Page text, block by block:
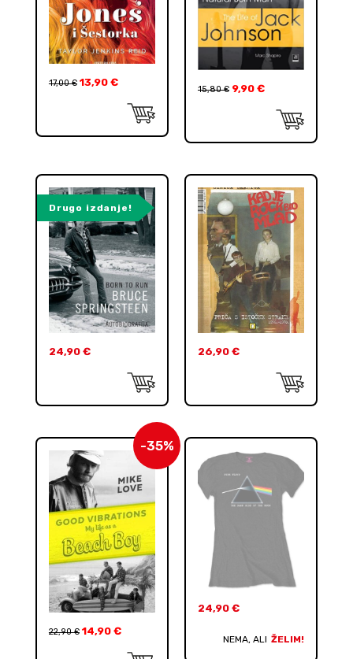
17,00€ 13,90 €
15,80€ 9,90 €
Drugo izdanje!
24,90 € 26,90 €
-35%
22,90€ 14,90 €
24,90 €
NEMA, ALI ŽELIM!